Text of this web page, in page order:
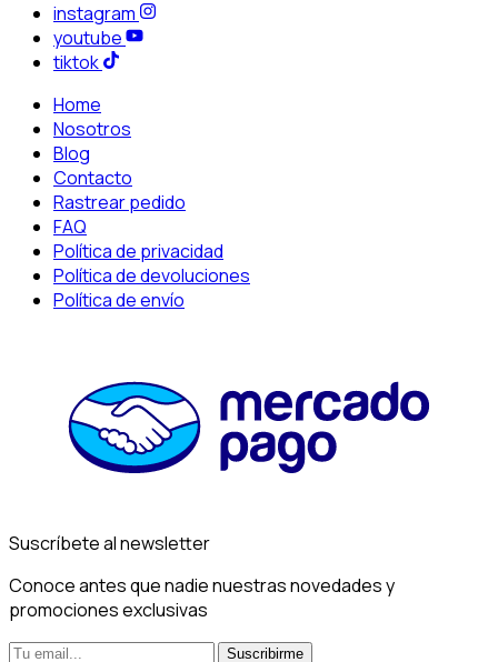
instagram
youtube
tiktok
Home
Nosotros
Blog
Contacto
Rastrear pedido
FAQ
Política de privacidad
Política de devoluciones
Política de envío
Suscríbete al newsletter
Conoce antes que nadie nuestras novedades y
promociones exclusivas
Suscribirme